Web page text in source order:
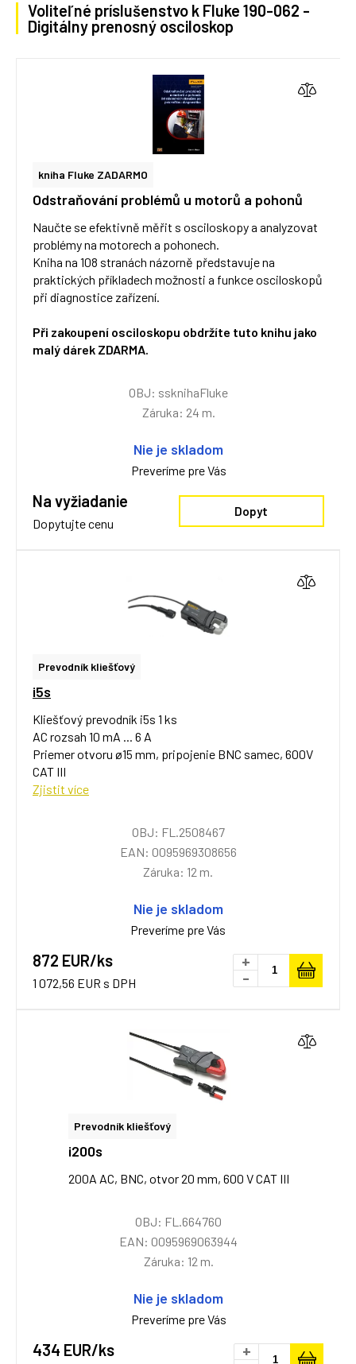
Voliteľné príslušenstvo k Fluke 190-062 -
Digitálny prenosný osciloskop
kniha Fluke ZADARMO
Odstraňování problémů u motorů a pohonů
Naučte se efektivně měřit s osciloskopy a analyzovat
problémy na motorech a pohonech.
Kniha na 108 stranách názorně představuje na
praktických příkladech možnosti a funkce osciloskopů
při diagnostice zařízení.
Při zakoupení osciloskopu obdržíte tuto knihu jako
malý dárek ZDARMA.
OBJ: ssknihaFluke
Záruka: 24 m.
Nie je skladom
Preveríme pre Vás
Na vyžiadanie
Dopytujte cenu
Dopyt
Prevodník kliešťový
i5s
Kliešťový prevodník i5s 1 ks
AC rozsah 10 mA ... 6 A
Priemer otvoru ø15 mm, pripojenie BNC samec, 600V
CAT III
Zjistit více
OBJ: FL.2508467
EAN: 0095969308656
Záruka: 12 m.
Nie je skladom
Preveríme pre Vás
872 EUR/ks
1 072,56 EUR s DPH
+
-
Prevodník kliešťový
i200s
200A AC, BNC, otvor 20 mm, 600 V CAT III
OBJ: FL.664760
EAN: 0095969063944
Záruka: 12 m.
Nie je skladom
Preveríme pre Vás
434 EUR/ks
+